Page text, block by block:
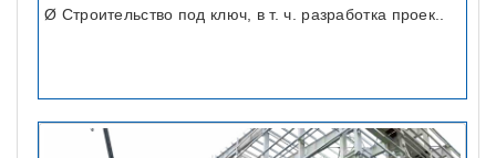
Ø Строительство под ключ, в т. ч. разработка проек..